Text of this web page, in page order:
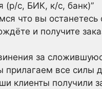
(р/с, БИК, к/с, банк)”
что вы останетесь
и получите
за
прилагаем все силы
клиенты получили